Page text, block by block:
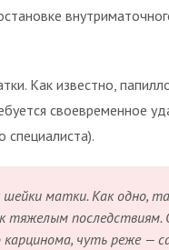
Как известно,
своевременное
шейки матки. Как одно,
тяжелым
чуть реже —